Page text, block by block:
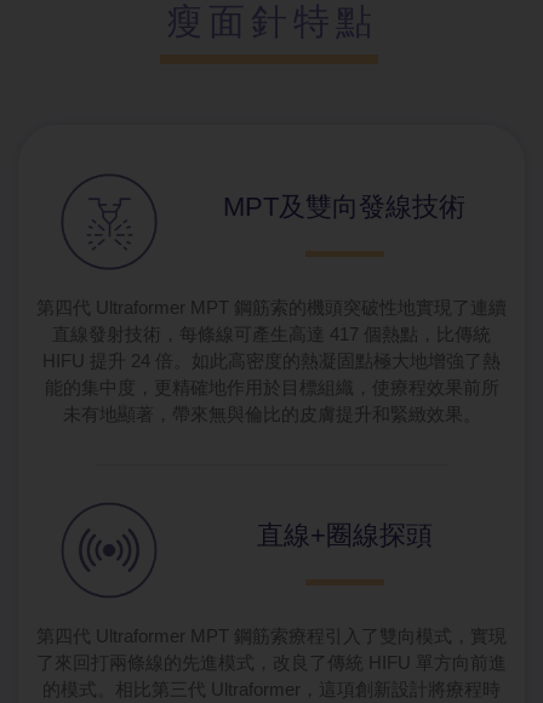
瘦面針特點
MPT及雙向 發線技術
第四代 Ultraformer MPT 鋼筋索的機頭突破性地實現了連續
直線發射技術，每條線可產生高達 417 個熱點，比傳統
HIFU 提升 24 倍。如此高密度的熱凝固點極大地增強了熱
能的集中度，更精確地作用於目標組織，使療程效果前所
未有地顯著，帶來無與倫比的皮膚提升和緊緻效果。
直線+圈線探頭
第四代 Ultraformer MPT 鋼筋索療程引入了雙向模式，實現
了來回打兩條線的先進模式，改良了傳統 HIFU 單方向前進
的模式。相比第三代 Ultraformer，這項創新設計將療程時